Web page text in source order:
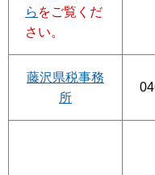
ら をご覧くだ
さい。
藤沢県税事務
所